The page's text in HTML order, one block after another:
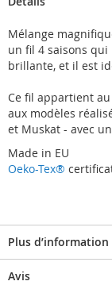
Mélange
un fil 4 saisons
brillante, et il est
Ce fil appartient
aux modèles
et Muskat - avec
Made in EU
Oeko-Tex®
Plus d’information
Avis